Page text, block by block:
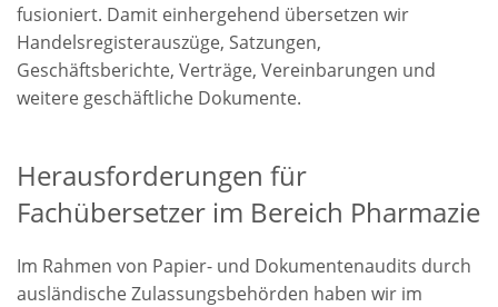
fusioniert. Damit einhergehend übersetzen wir
Handelsregisterauszüge, Satzungen,
Geschäftsberichte, Verträge, Vereinbarungen und
weitere geschäftliche Dokumente.
Herausforderungen für
Fachübersetzer im Bereich Pharmazie
Im Rahmen von Papier- und Dokumentenaudits durch
ausländische Zulassungsbehörden haben wir im